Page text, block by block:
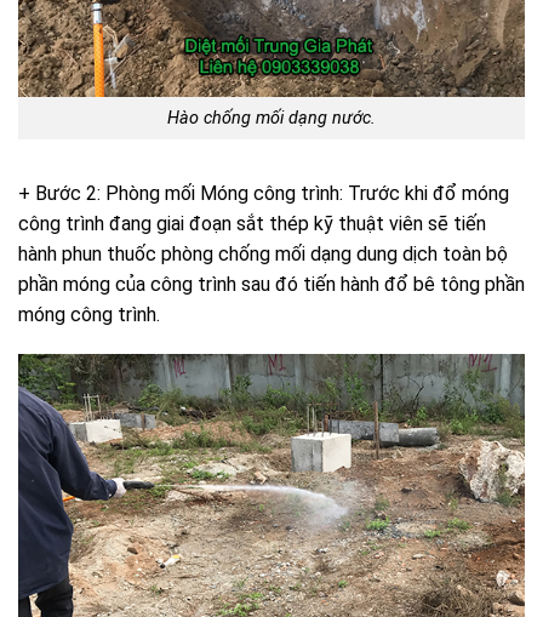
Hào chống mối dạng nước.
+ Bước 2: Phòng mối Móng công trình: Trước khi đổ móng
công trình đang giai đoạn sắt thép kỹ thuật viên sẽ tiến
hành phun thuốc phòng chống mối dạng dung dịch toàn bộ
phần móng của công trình sau đó tiến hành đổ bê tông phần
móng công trình.